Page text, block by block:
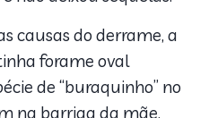
causas do derrame, a
forame oval
de “buraquinho” no
na barriga da mãe,